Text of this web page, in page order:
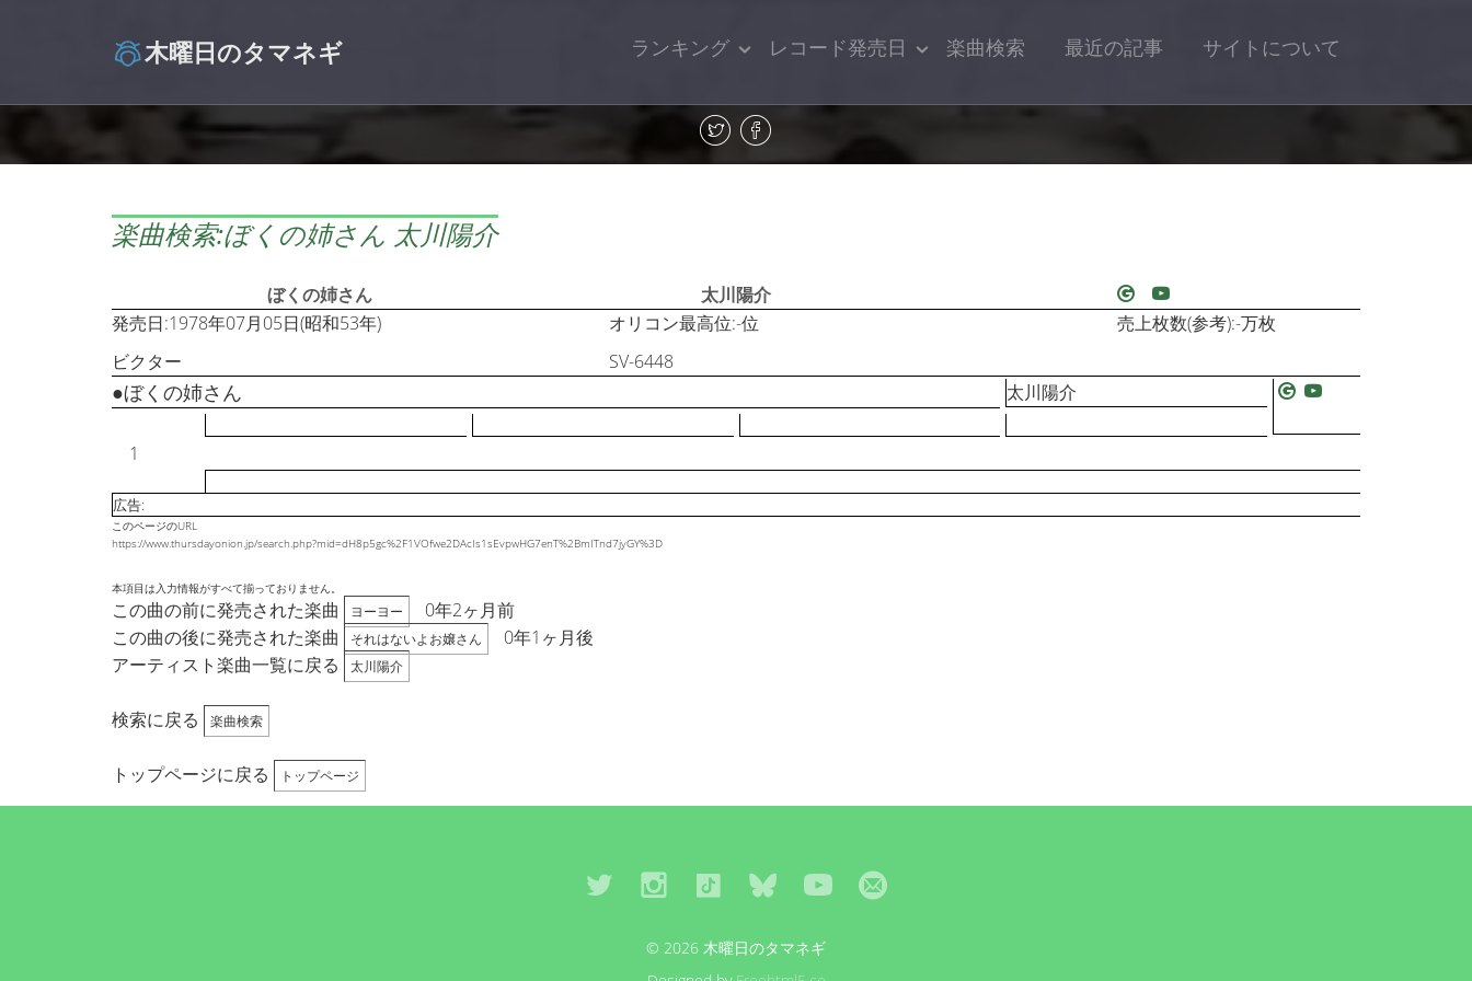
木曜日のタマネギ ランキング レコード発売日 楽曲検索 最近の記事 サイトについて
楽曲検索:ぼくの姉さん 太川陽介
ぼくの姉さん
太川陽介
発売日:1978年07月05日(昭和53年)
オリコン最高位:-位
売上枚数(参考):-万枚
ビクター
SV-6448
1
●ぼくの姉さん 太川陽介
広告:
このページのURL
https://www.thursdayonion.jp/search.php?mid=dH8p5gc%2F1VOfwe2DAcIs1sEvpwHG7enT%2BmITnd7jyGY%3D
本項目は入力情報がすべて揃っておりません。
この曲の前に発売された楽曲 ヨーヨー
0年2ヶ月前
この曲の後に発売された楽曲
それはないよお嬢さん
0年1ヶ月後
アーティスト楽曲一覧に戻る
太川陽介
検索に戻る 楽曲検索
トップページに戻る トップページ
© 2026 木曜日のタマネギ